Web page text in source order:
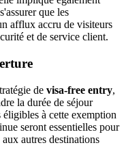
que les
afflux accru de visiteurs
et de service client.
de visa-free entry,
la durée de séjour
à cette exemption
seront essentielles pour
autres destinations